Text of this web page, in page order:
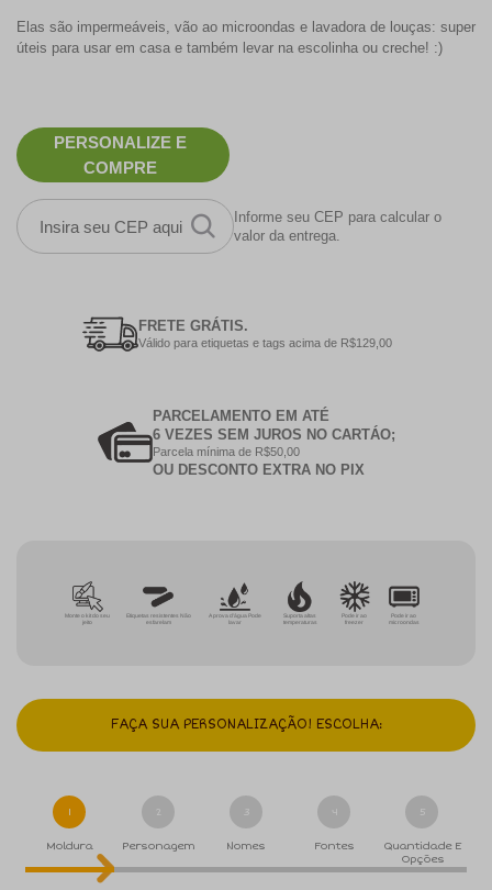
Elas são impermeáveis, vão ao microondas e lavadora de louças: super
úteis para usar em casa e também levar na escolinha ou creche! :)
PERSONALIZE E
COMPRE
Informe seu CEP para calcular o
valor da entrega.
FRETE GRÁTIS.
Válido para etiquetas e tags acima de R$129,00
PARCELAMENTO EM ATÉ
6 VEZES SEM JUROS NO CARTÁO;
Parcela mínima de R$50,00
OU DESCONTO EXTRA NO PIX
Monte o kit do seu
jeito
Etiquetas resistentes Não
esfarelam
A prova d'água Pode
lavar
Suporta altas
temperaturas
Pode ir ao
freezer
Pode ir ao
microondas
FAÇA SUA PERSONALIZAÇÃO! ESCOLHA:
1
Moldura
2
Personagem
3
Nomes
4
Fontes
5
Quantidade E
Opções